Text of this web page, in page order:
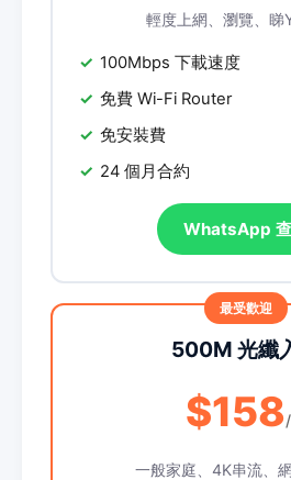
輕度上網、瀏覽、睇
100Mbps 下載速度
免費 Wi-Fi Router
免安裝費
24 個月合約
WhatsApp
500M 光纖
$158
一般家庭、4K串流、